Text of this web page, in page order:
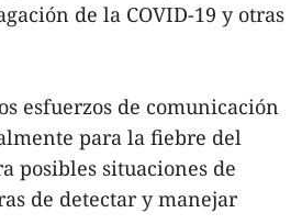
de la COVID-19 y otras
esfuerzos de comunicación
para la fiebre del
posibles situaciones de
de detectar y manejar